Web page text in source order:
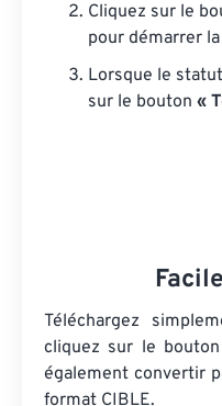
Cliquez sur le
pour démarrer
Lorsque le
sur le bouton «
Téléchargez
cliquez sur le
également convertir
format CIBLE.